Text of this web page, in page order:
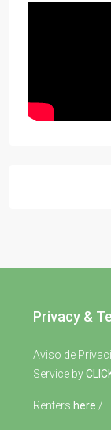
Privacy &
Aviso de
Service by
Renters here /